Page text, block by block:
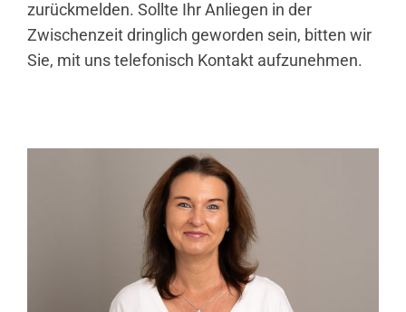
zurückmelden. Sollte Ihr Anliegen in der
Zwischenzeit dringlich geworden sein, bitten wir
Sie, mit uns telefonisch Kontakt aufzunehmen.